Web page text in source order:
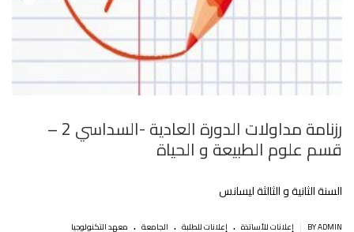
رزنامة مداولات الدورة العادية -السداسي 2 –
قسم علوم الطبيعة و الحياة
السنة الثانية و الثالثة ليسانس
BY ADMIN إعلانات للأساتذة . إعلانات للطلبة . الجامعة . معهد التكنولوجيا